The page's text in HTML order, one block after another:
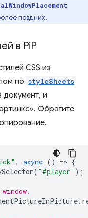
поздних.
в PiP
CSS из
по styleSheets
документ, и
Обратите
, async () => {
( "#player" );
.